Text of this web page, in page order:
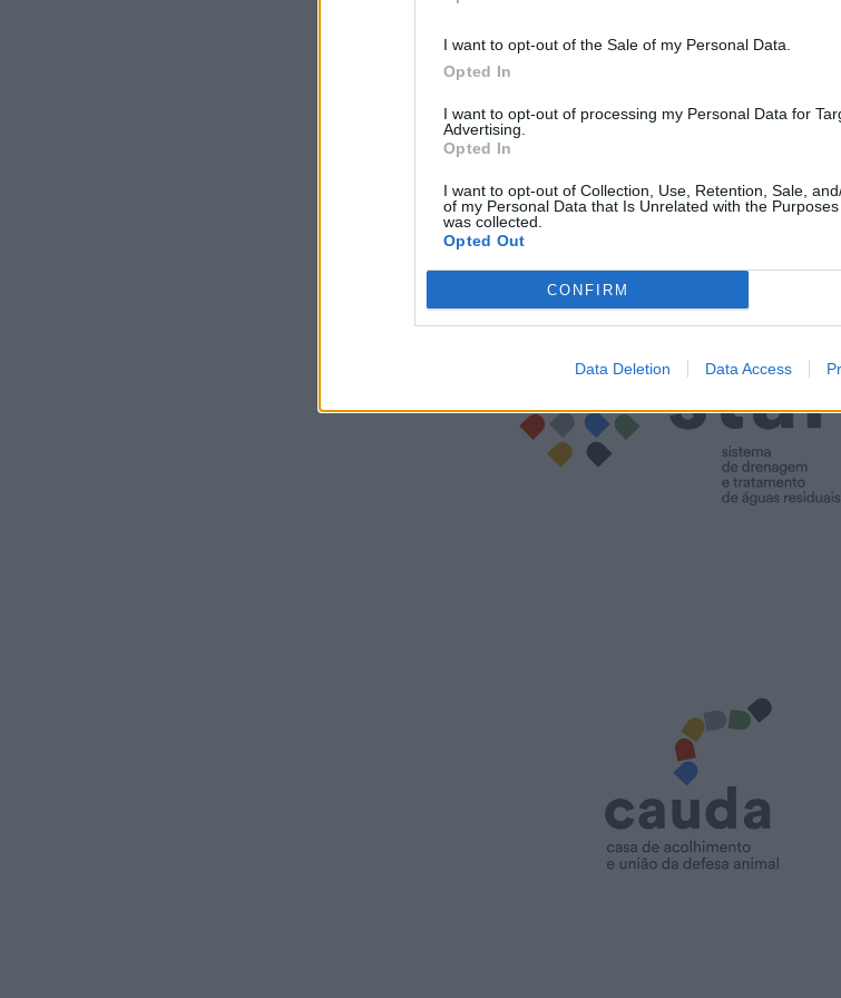
I want to opt-out of the Sale of my Personal Data.
Opted In
I want to opt-out of processing my Personal Data for
Advertising.
Opted In
I want to opt-out of Collection, Use, Retention, Sale,
of my Personal Data that Is Unrelated with the
was collected.
Opted Out
CONFIRM
Data Deletion Data Access